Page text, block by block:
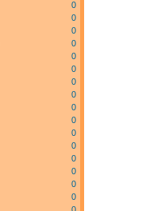
0
0
0
0
0
0
0
0
0
0
0
0
0
0
0
0